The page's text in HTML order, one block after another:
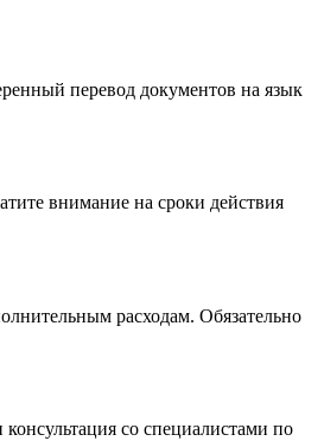
перевод документов на язык
внимание на сроки действия
расходам. Обязательно
со специалистами по